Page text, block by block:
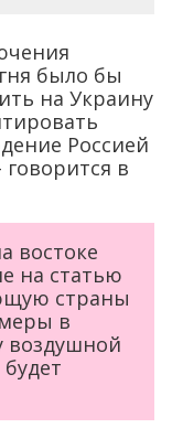
было бы
на Украину
Россией
в
востоке
на статью
страны
в
воздушной